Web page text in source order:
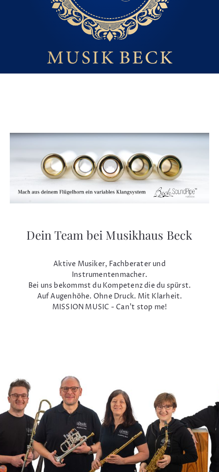
Dein Team bei Musikhaus Beck
Aktive Musiker, Fachberater und
Instrumentenmacher.
Bei uns bekommst du Kompetenz die du spürst.
Auf Augenhöhe. Ohne Druck. Mit Klarheit.
MISSION MUSIC - Can't stop me!